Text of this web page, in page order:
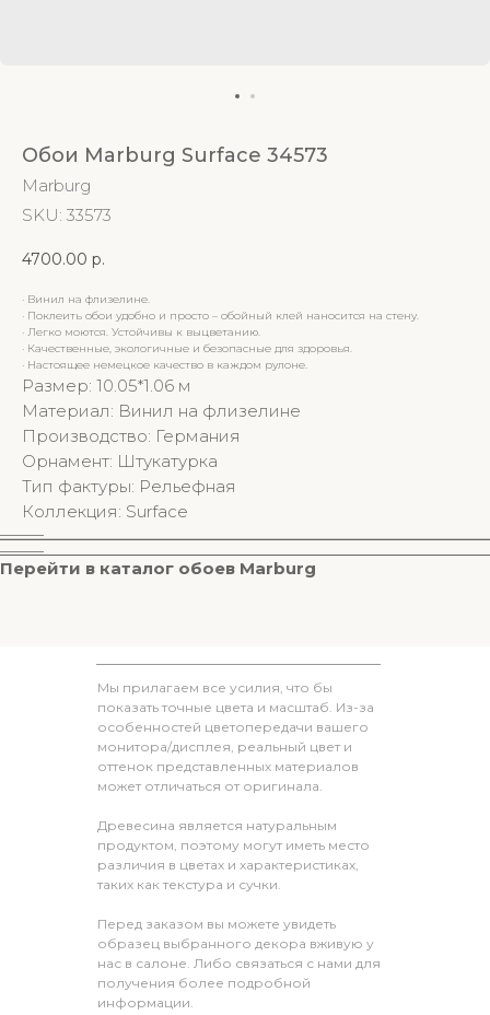
Обои Marburg Surface 34573
Marburg
SKU: 33573
4700.00 р.
· Винил на флизелине.
· Поклеить обои удобно и просто – обойный клей наносится на стену.
· Легко моются. Устойчивы к выцветанию.
· Качественные, экологичные и безопасные для здоровья.
· Настоящее немецкое качество в каждом рулоне.
Размер: 10.05*1.06 м
Материал: Винил на флизелине
Производство: Германия
Орнамент: Штукатурка
Тип фактуры: Рельефная
Коллекция: Surface
Перейти в каталог обоев Marburg
Мы прилагаем все усилия, что бы
показать точные цвета и масштаб. Из-за
особенностей цветопередачи вашего
монитора/дисплея, реальный цвет и
оттенок представленных материалов
может отличаться от оригинала.
Древесина является натуральным
продуктом, поэтому могут иметь место
различия в цветах и характеристиках,
таких как текстура и сучки.
Перед заказом вы можете увидеть
образец выбранного декора вживую у
нас в салоне. Либо связаться с нами для
получения более подробной
информации.